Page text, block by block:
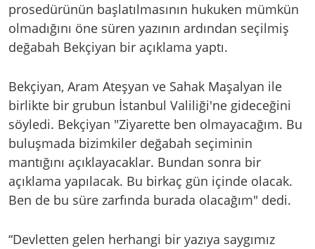
prosedürünün başlatılmasının hukuken mümkün
olmadığını öne süren yazının ardından seçilmiş
değabah Bekçiyan bir açıklama yaptı.
Bekçiyan, Aram Ateşyan ve Sahak Maşalyan ile
birlikte bir grubun İstanbul Valiliği'ne gideceğini
söyledi. Bekçiyan "Ziyarette ben olmayacağım. Bu
buluşmada bizimkiler değabah seçiminin
mantığını açıklayacaklar. Bundan sonra bir
açıklama yapılacak. Bu birkaç gün içinde olacak.
Ben de bu süre zarfında burada olacağım" dedi.
“Devletten gelen herhangi bir yazıya saygımız